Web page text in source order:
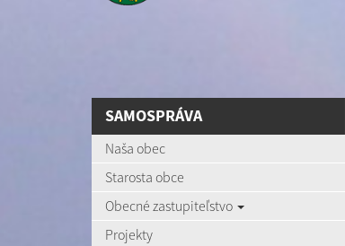
SAMOSPRÁVA
Naša obec
Starosta obce
Obecné zastupiteľstvo
Projekty